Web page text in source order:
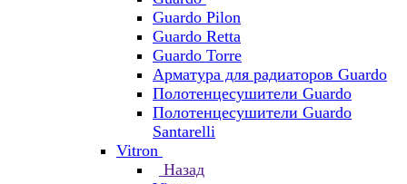
Guardo Pilon
Guardo Retta
Guardo Torre
Арматура для радиаторов Guardo
Полотенцесушители Guardo
Полотенцесушители Guardo
Santarelli
Vitron
Назад